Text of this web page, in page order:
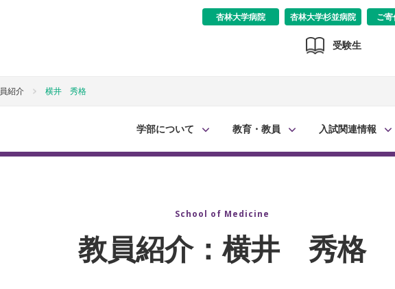
杏林大学病院 杏林大学杉並病院 ご
受験生
紹介 横井 秀格
学部について 教育・教員 入試関連情報
School of Medicine
教員紹介：横井 秀格